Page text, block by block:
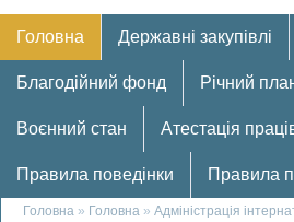
Головна Державні закупівлі
Благодійний фонд Річний
Воєнний стан Атестація
Правила поведінки Правила
Головна » Головна » Адміністрація